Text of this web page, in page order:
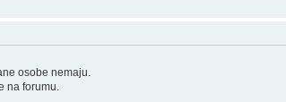
osobe nemaju.
na forumu.